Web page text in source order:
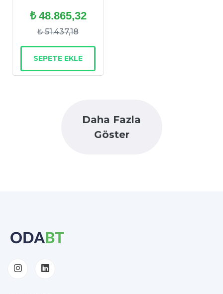
₺ 48.865,32
₺ 51.437,18
SEPETE EKLE
Daha Fazla
Göster